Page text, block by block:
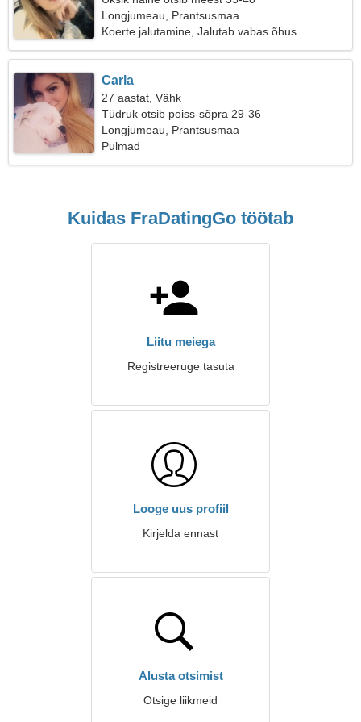
Longjumeau, Prantsusmaa
Koerte jalutamine, Jalutab vabas õhus
Carla
27 aastat, Vähk
Tüdruk otsib poiss-sõpra 29-36
Longjumeau, Prantsusmaa
Pulmad
Kuidas FraDatingGo töötab
Liitu meiega
Registreeruge tasuta
Looge uus profiil
Kirjelda ennast
Alusta otsimist
Otsige liikmeid